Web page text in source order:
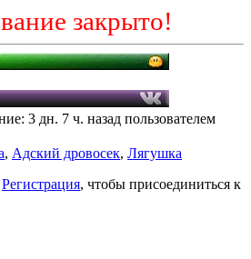
закрыто!
3 дн. 7 ч. назад пользователем
, Адский дровосек, Лягушка
Регистрация, чтобы присоединиться к